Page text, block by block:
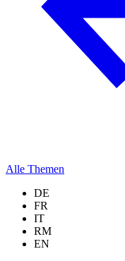
Alle Themen
DE
FR
IT
RM
EN